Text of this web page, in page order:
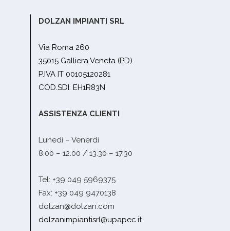
DOLZAN IMPIANTI SRL
Via Roma 260
35015 Galliera Veneta (PD)
P.IVA IT 00105120281
COD.SDI: EH1R83N
ASSISTENZA CLIENTI
Lunedì – Venerdì
8.00 – 12.00 / 13.30 – 17.30
Tel: +39 049 5969375
Fax: +39 049 9470138
dolzan@dolzan.com
dolzanimpiantisrl@upapec.it